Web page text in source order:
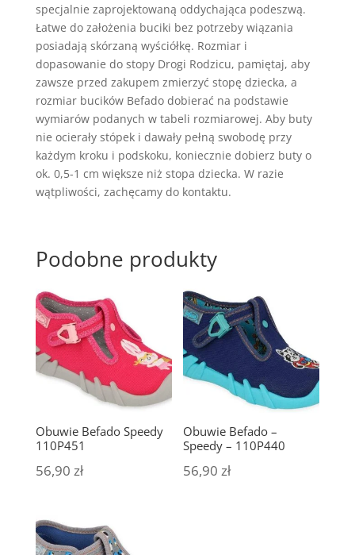
specjalnie zaprojektowaną oddychająca podeszwą.
Łatwe do założenia buciki bez potrzeby wiązania
posiadają skórzaną wyściółkę. Rozmiar i
dopasowanie do stopy Drogi Rodzicu, pamiętaj, aby
zawsze przed zakupem zmierzyć stopę dziecka, a
rozmiar bucików Befado dobierać na podstawie
wymiarów podanych w tabeli rozmiarowej. Aby buty
nie ocierały stópek i dawały pełną swobodę przy
każdym kroku i podskoku, koniecznie dobierz buty o
ok. 0,5-1 cm większe niż stopa dziecka. W razie
wątpliwości, zachęcamy do kontaktu.
Podobne produkty
Obuwie Befado Speedy
110P451
56,90 zł
Obuwie Befado –
Speedy – 110P440
56,90 zł